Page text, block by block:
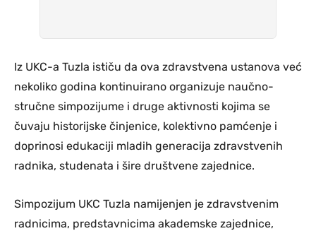
Iz UKC-a Tuzla ističu da ova zdravstvena ustanova već
nekoliko godina kontinuirano organizuje naučno-
stručne simpozijume i druge aktivnosti kojima se
čuvaju historijske činjenice, kolektivno pamćenje i
doprinosi edukaciji mladih generacija zdravstvenih
radnika, studenata i šire društvene zajednice.
Simpozijum UKC Tuzla namijenjen je zdravstvenim
radnicima, predstavnicima akademske zajednice,